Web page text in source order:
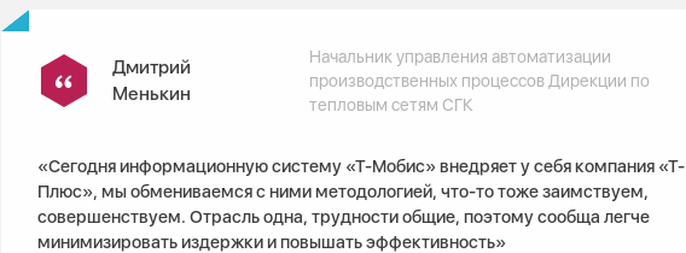
Дмитрий
Менькин
Начальник управления автоматизации
производственных процессов Дирекции по
тепловым сетям СГК
«Сегодня информационную систему «Т-Мобис» внедряет у себя компания «Т-
Плюс», мы обмениваемся с ними методологией, что-то тоже заимствуем,
совершенствуем. Отрасль одна, трудности общие, поэтому сообща легче
минимизировать издержки и повышать эффективность»